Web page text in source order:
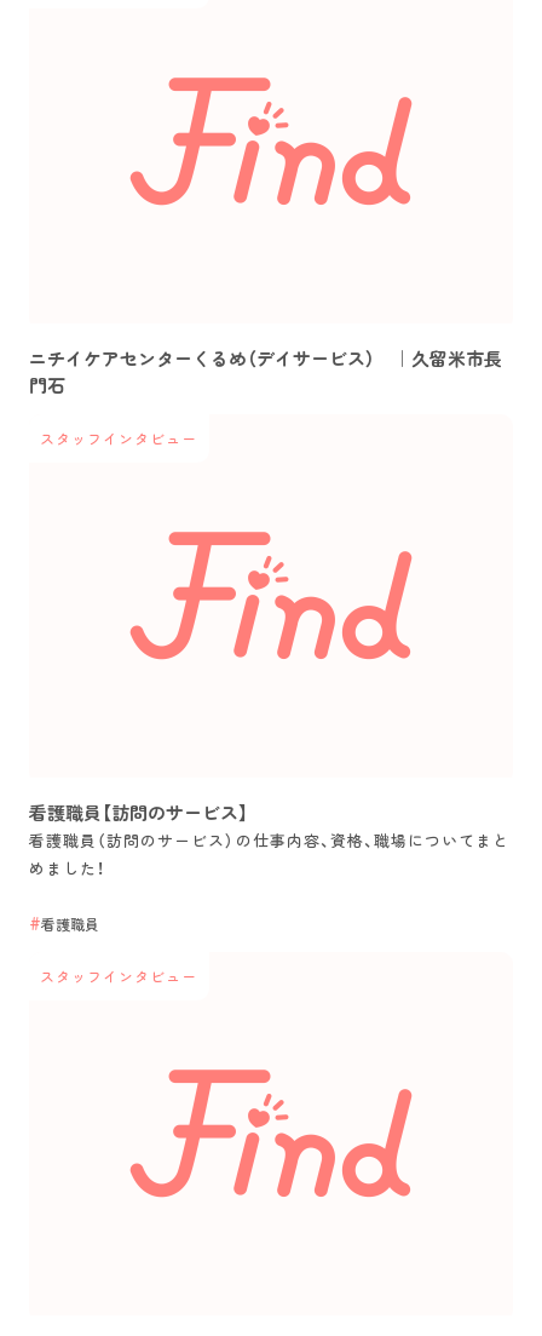
ニチイケアセンターくるめ（デイサービス） ｜久留米市長
門石
スタッフインタビュー
看護職員【訪問のサービス】
看護職員（訪問のサービス）の仕事内容、資格、職場についてまと
めました！
看護職員
スタッフインタビュー